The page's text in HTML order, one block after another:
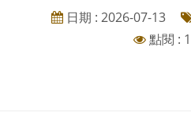
日期 : 2026-07-13
點閱 :